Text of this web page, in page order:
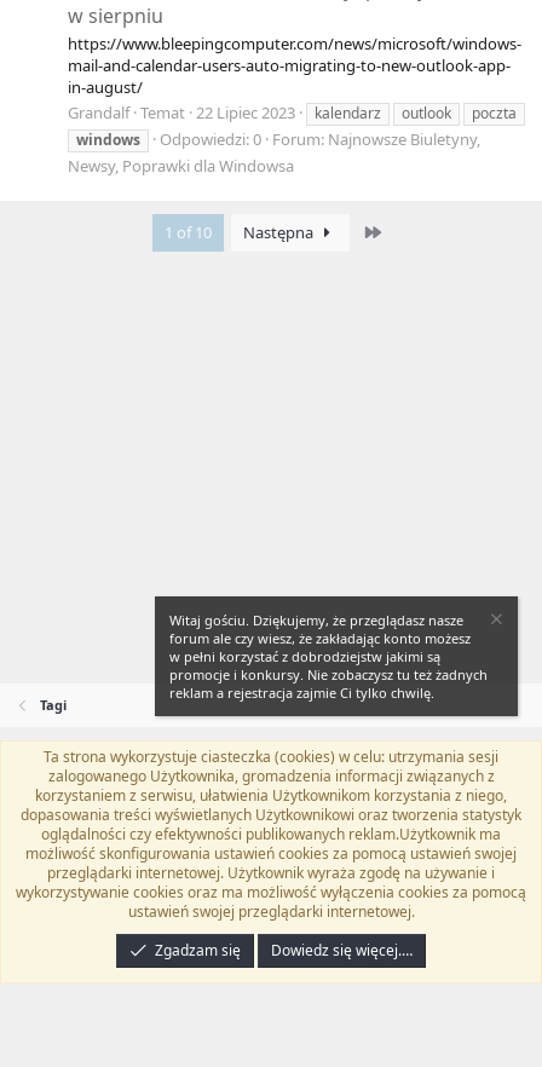
w sierpniu
https://www.bleepingcomputer.com/news/microsoft/windows-
mail-and-calendar-users-auto-migrating-to-new-outlook-app-
in-august/
Grandalf Temat 22 Lipiec 2023 kalendarz outlook
poczta
windows
Odpowiedzi: 0 Forum: Najnowsze Biuletyny,
Newsy, Poprawki dla Windowsa
1 of 10 Następna
Tagi
Flat Awesome + (Parent DO NOT EDIT)
Polski (PL)
Kontakt
Regulamin Polityka prywatności Pomoc
TwitterKontakt
RSS
Community platform by XenForo® © 2010-2024 XenForo Ltd.
programyzadarmo.net.pl . | Xenforo Add-ons
Email Check by MPM.PM
Witaj gościu. Dziękujemy, że przeglądasz nasze
forum ale czy wiesz, że zakładając konto możesz
w pełni korzystać z dobrodziejstw jakimi są
promocje i konkursy. Nie zobaczysz tu też żadnych
reklam a rejestracja zajmie Ci tylko chwilę.
Ta strona wykorzystuje ciasteczka (cookies) w celu: utrzymania sesji
zalogowanego Użytkownika, gromadzenia informacji związanych z
korzystaniem z serwisu, ułatwienia Użytkownikom korzystania z niego,
dopasowania treści wyświetlanych Użytkownikowi oraz tworzenia statystyk
oglądalności czy efektywności publikowanych reklam.Użytkownik ma
możliwość skonfigurowania ustawień cookies za pomocą ustawień swojej
przeglądarki internetowej. Użytkownik wyraża zgodę na używanie i
wykorzystywanie cookies oraz ma możliwość wyłączenia cookies za pomocą
ustawień swojej przeglądarki internetowej.
Zgadzam się
Dowiedz się więcej.…